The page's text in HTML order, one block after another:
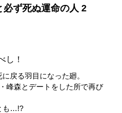
ず死ぬ運命の人 2
し！
戻る羽目になった廻。
峰森とデートをした所で再び
も…!?